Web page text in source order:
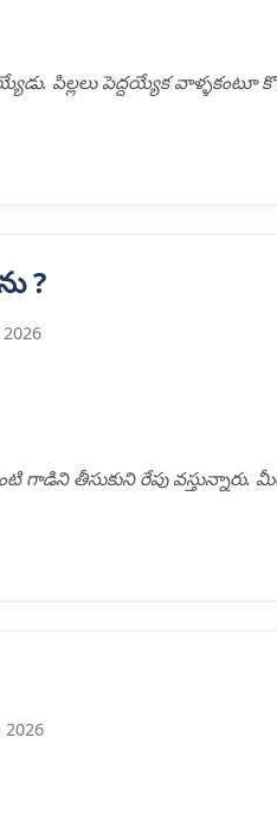
పిల్లలు పెద్దయ్యేక
?
2026
గాడిని తీసుకుని రేపు వస్తున్నారు.
2026